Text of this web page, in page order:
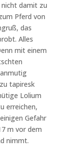
nicht damit zu
Pferd von
das
Alles
mit einem
tapiresk
Lolium
erreichen,
Gefahr
m vor dem
nimmt.